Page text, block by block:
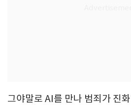
그야말로 AI를 만나 범죄가 진